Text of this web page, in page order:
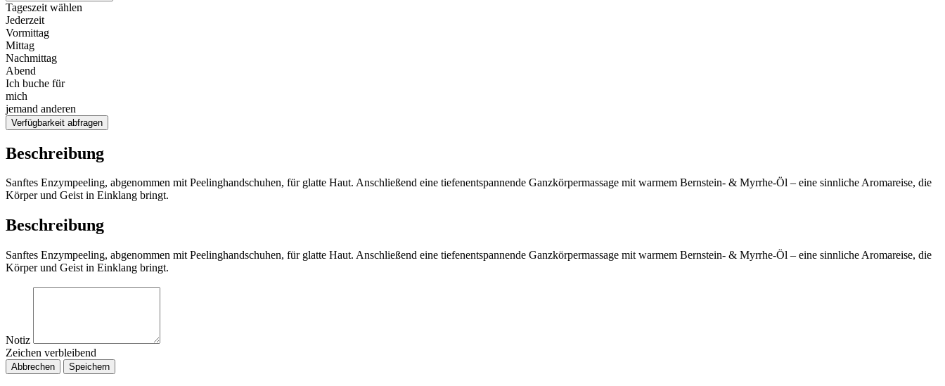
Tageszeit wählen
Jederzeit
Vormittag
Mittag
Nachmittag
Abend
Ich buche für
mich
jemand anderen
Verfügbarkeit abfragen
Beschreibung
Sanftes Enzympeeling, abgenommen mit Peelinghandschuhen, für glatte Haut. Anschließend eine tiefenentspannende Ganzkörpermassage mit warmem Bernstein- & Myrrhe-Öl – eine sinnliche Aromareise, die
Körper und Geist in Einklang bringt.
Beschreibung
Sanftes Enzympeeling, abgenommen mit Peelinghandschuhen, für glatte Haut. Anschließend eine tiefenentspannende Ganzkörpermassage mit warmem Bernstein- & Myrrhe-Öl – eine sinnliche Aromareise, die
Körper und Geist in Einklang bringt.
Notiz
Zeichen verbleibend
Abbrechen Speichern